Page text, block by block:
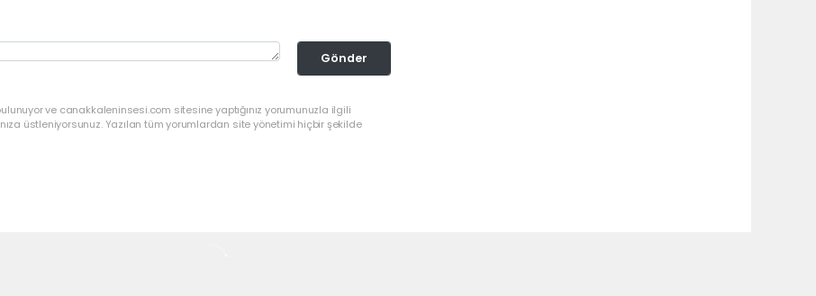
Gönder
ve canakkaleninsesi.com sitesine yaptığınız yorumunuzla ilgili
üstleniyorsunuz. Yazılan tüm yorumlardan site yönetimi hiçbir şekilde